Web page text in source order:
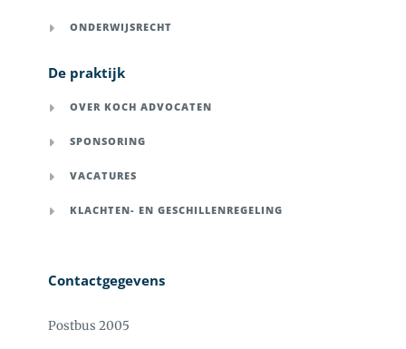
ONDERWIJSRECHT
De praktijk
OVER KOCH ADVOCATEN
SPONSORING
VACATURES
KLACHTEN- EN GESCHILLENREGELING
Contactgegevens
Postbus 2005